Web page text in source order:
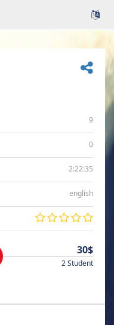
9
0
2:22:35
english
30$
2 Student